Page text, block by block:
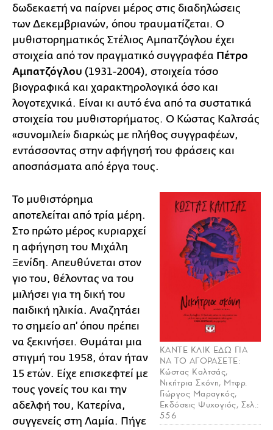
δωδεκαετή να παίρνει μέρος στις διαδηλώσεις
των Δεκεμβριανών, όπου τραυματίζεται. Ο
μυθιστορηματικός Στέλιος Αμπατζόγλου έχει
στοιχεία από τον πραγματικό συγγραφέα Πέτρο
Αμπατζόγλου (1931-2004), στοιχεία τόσο
βιογραφικά και χαρακτηρολογικά όσο και
λογοτεχνικά. Είναι κι αυτό ένα από τα συστατικά
στοιχεία του μυθιστορήματος. Ο Κώστας Καλτσάς
«συνομιλεί» διαρκώς με πλήθος συγγραφέων,
εντάσσοντας στην αφήγησή του φράσεις και
αποσπάσματα από έργα τους.
ΚΑΝΤΕ ΚΛΙΚ ΕΔΩ ΓΙΑ
ΝΑ ΤΟ ΑΓΟΡΑΣΕΤΕ:
Κώστας Καλτσάς,
Νικήτρια Σκόνη, Μτφρ.
Γιώργος Μαραγκός,
Εκδόσεις Ψυχογιός, Σελ.:
556
Το μυθιστόρημα
αποτελείται από τρία μέρη.
Στο πρώτο μέρος κυριαρχεί
η αφήγηση του Μιχάλη
Ξενίδη. Απευθύνεται στον
γιο του, θέλοντας να του
μιλήσει για τη δική του
παιδική ηλικία. Αναζητάει
το σημείο απ’ όπου πρέπει
να ξεκινήσει. Θυμάται μια
στιγμή του 1958, όταν ήταν
15 ετών. Είχε επισκεφτεί με
τους γονείς του και την
αδελφή του, Κατερίνα,
συγγενείς στη Λαμία. Πήγε